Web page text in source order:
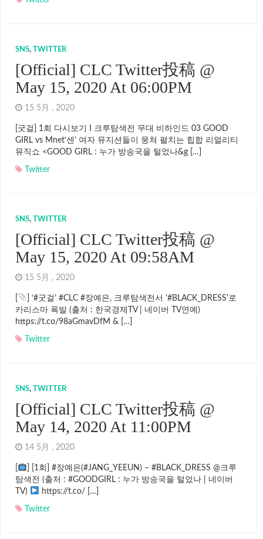
SNS, TWITTER
[Official] CLC Twitter投稿 @
May 15, 2020 At 06:00PM
15 5月 , 2020
[굿걸] 1회 다시보기 I 크루탐색전 무대 비하인드 03 GOOD
GIRL vs Mnet‘센’ 여자 뮤지션들이 뭉쳐 펼치는 힙합 리얼리티
뮤직쇼 <GOOD GIRL : 누가 방송국을 털었나&g […]
Twitter
SNS, TWITTER
[Official] CLC Twitter投稿 @
May 15, 2020 At 09:58AM
15 5月 , 2020
] ‘#굿걸’ #CLC #장예은, 크루탐색전서 '#BLACK_DRESS'로
카리스마 폭발 (출처 : 한국경제TV | 네이버 TV연예)
https://t.co/98aGmavDfM & […]
Twitter
SNS, TWITTER
[Official] CLC Twitter投稿 @
May 14, 2020 At 11:00PM
14 5月 , 2020
] [1회] #장예은(#JANG_YEEUN) – #BLACK_DRESS @크루
탐색전 (출처 : #GOODGIRL : 누가 방송국을 털었나 | 네이버
TV)
https://t.co/ […]
Twitter